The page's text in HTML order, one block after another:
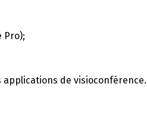
Pro);
applications de visioconférence.